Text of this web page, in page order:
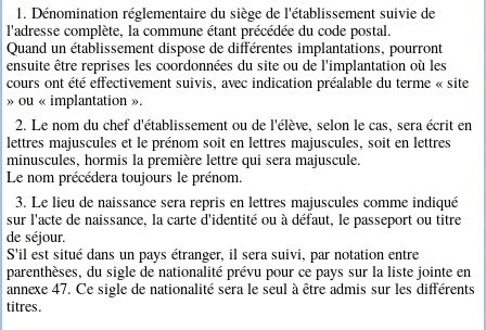
1. Dénomination réglementaire du siège de l'établissement suivie de
l'adresse complète, la commune étant précédée du code postal.
Quand un établissement dispose de différentes implantations, pourront
ensuite être reprises les coordonnées du site ou de l'implantation où les
cours ont été effectivement suivis, avec indication préalable du terme « site
» ou « implantation ».
2. Le nom du chef d'établissement ou de l'élève, selon le cas, sera écrit en
lettres majuscules et le prénom soit en lettres majuscules, soit en lettres
minuscules, hormis la première lettre qui sera majuscule.
Le nom précédera toujours le prénom.
3. Le lieu de naissance sera repris en lettres majuscules comme indiqué
sur l'acte de naissance, la carte d'identité ou à défaut, le passeport ou titre
de séjour.
S'il est situé dans un pays étranger, il sera suivi, par notation entre
parenthèses, du sigle de nationalité prévu pour ce pays sur la liste jointe en
annexe 47. Ce sigle de nationalité sera le seul à être admis sur les différents
titres.